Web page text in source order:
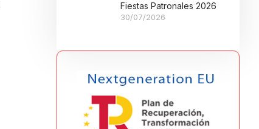
Fiestas Patronales 2026
30/07/2026